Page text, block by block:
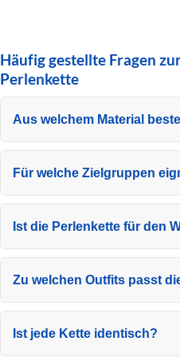
Häufig gestellte Fragen
Perlenkette
Aus welchem Material
Für welche Zielgruppen
Ist die Perlenkette für den
Zu welchen Outfits passt
Ist jede Kette identisch?